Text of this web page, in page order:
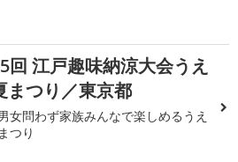
回 江戸趣味納涼大会うえ
まつり／東京都
女問わず家族みんなで楽しめるうえ
つり